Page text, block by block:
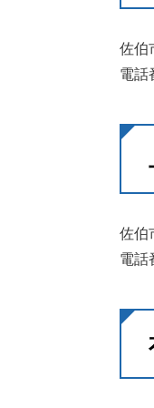
佐伯
電
佐伯
電